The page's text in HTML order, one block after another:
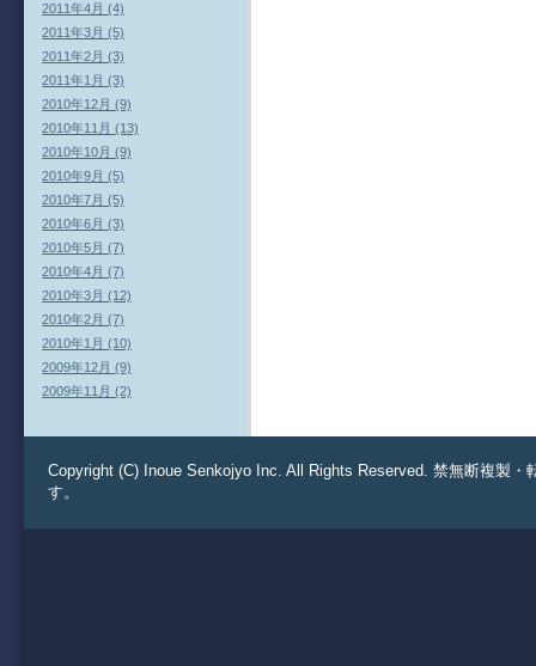
2011年4月 (4)
2011年3月 (5)
2011年2月 (3)
2011年1月 (3)
2010年12月 (9)
2010年11月 (13)
2010年10月 (9)
2010年9月 (5)
2010年7月 (5)
2010年6月 (3)
2010年5月 (7)
2010年4月 (7)
2010年3月 (12)
2010年2月 (7)
2010年1月 (10)
2009年12月 (9)
2009年11月 (2)
Copyright (C) Inoue Senkojyo Inc. All Rights Reserved. 禁無断複製
す。